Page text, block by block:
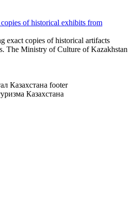
of historical exhibits from
exact copies of historical artifacts
The Ministry of Culture of Kazakhstan
Казахстана